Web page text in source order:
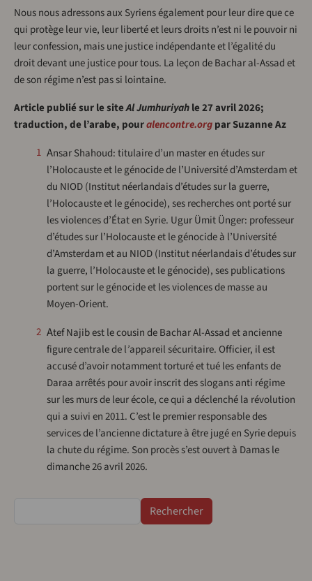
Nous nous adressons aux Syriens également pour leur dire que ce
qui protège leur vie, leur liberté et leurs droits n’est ni le pouvoir ni
leur confession, mais une justice indépendante et l’égalité du
droit devant une justice pour tous. La leçon de Bachar al-Assad et
de son régime n’est pas si lointaine.
Article publié sur le siteAl Jumhuriyahle 27 avril 2026;
traduction, de l’arabe, pouralencontre.orgpar Suzanne Az
1 Ansar Shahoud: titulaire d’un master en études sur
l’Holocauste et le génocide de l’Université d’Amsterdam et
du NIOD (Institut néerlandais d’études sur la guerre,
l’Holocauste et le génocide), ses recherches ont porté sur
les violences d’État en Syrie. Ugur Ümit Ünger: professeur
d’études sur l’Holocauste et le génocide à l’Université
d’Amsterdam et au NIOD (Institut néerlandais d’études sur
la guerre, l’Holocauste et le génocide), ses publications
portent sur le génocide et les violences de masse au
Moyen-Orient.
2 Atef Najib est le cousin de Bachar Al-Assad et ancienne
figure centrale de l’appareil sécuritaire. Officier, il est
accusé d’avoir notamment torturé et tué les enfants de
Daraa arrêtés pour avoir inscrit des slogans anti régime
sur les murs de leur école, ce qui a déclenché la révolution
qui a suivi en 2011. C’est le premier responsable des
services de l’ancienne dictature à être jugé en Syrie depuis
la chute du régime. Son procès s’est ouvert à Damas le
dimanche 26 avril 2026.